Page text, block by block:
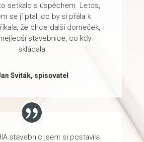
setkalo s úspěchem. Letos,
se jí ptal, co by si přála k
že chce další domeček,
stavebnice, co kdy
skládala.
Sviták, spisovatel
stavebnic jsem si postavila